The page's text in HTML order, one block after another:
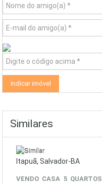
Similares
Itapuã, Salvador-BA
VENDO CASA 5 QUARTOS